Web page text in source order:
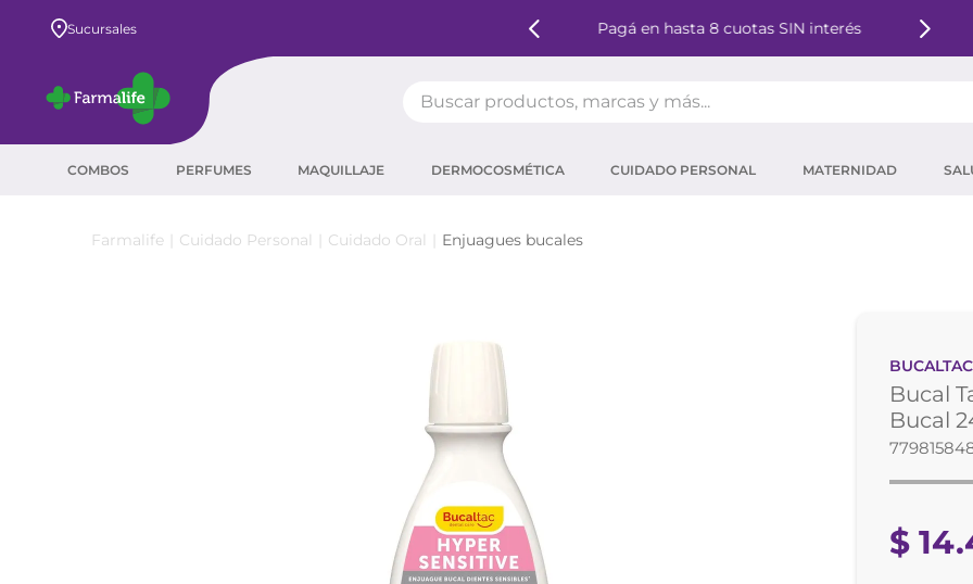
Sucursales Pagá en hasta 8 cuotas SIN interés
COMBOS PERFUMES MAQUILLAJE DERMOCOSMÉTICA CUIDADO PERSONAL MATERNIDAD
Cuidado Personal Cuidado Oral Enjuagues bucales
BUCALTAC
Bucal
Bucal
$ 14.
proteina
corrector
agua micelar
máscara pestañas
roche posay
desodorante